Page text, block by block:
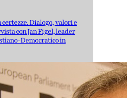
certezze. Dialogo, valori e
con Jan Figel, leader
Democratico in